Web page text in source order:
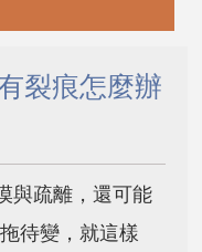
裂痕怎麼辦
與疏離，還可能
待變，就這樣